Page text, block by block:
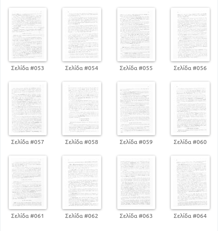
Σελίδα #053 Σελίδα #054 Σελίδα #055 Σελίδα #056
Σελίδα #057 Σελίδα #058 Σελίδα #059 Σελίδα #060
Σελίδα #061 Σελίδα #062 Σελίδα #063 Σελίδα #064